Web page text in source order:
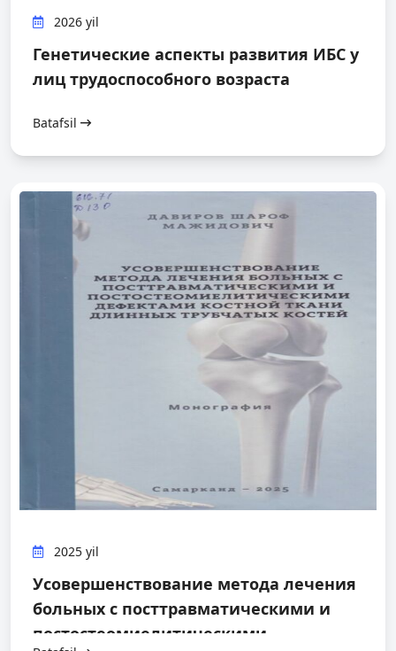
2026 yil
Генетические аспекты развития ИБС у
лиц трудоспособного возраста
Batafsil
2025 yil
Усовершенствование метода лечения
больных с посттравматическими и
постостеомиелитическими